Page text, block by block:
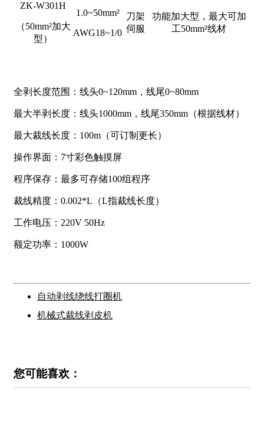
ZK-W301H
（50mm²加大
型）
1.0~50mm²
AWG18~1/0
刀架
伺服
功能加大型，最大可加
工50mm²线材
全剥长度范围：线头0~120mm，线尾0~80mm
最大半剥长度：线头1000mm，线尾350mm（根据线材）
最大裁线长度：100m（可订制更长）
操作界面：7寸彩色触摸屏
程序保存：最多可存储100组程序
裁线精度：0.002*L（L指裁线长度）
工作电压：220V 50Hz
额定功率：1000W
自动剥线绕线打圈机
机械式裁线剥皮机
您可能喜欢：